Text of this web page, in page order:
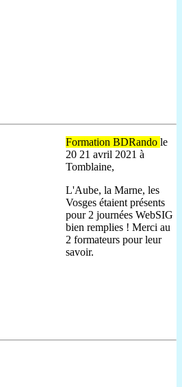
Formation BDRando le
20 21 avril 2021 à
Tomblaine,
L'Aube, la Marne, les
Vosges étaient présents
pour 2 journées WebSIG
bien remplies ! Merci au
2 formateurs pour leur
savoir.